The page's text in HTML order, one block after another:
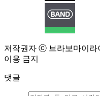
저작권자 ⓒ 브라보마이라
이용 금지
댓글